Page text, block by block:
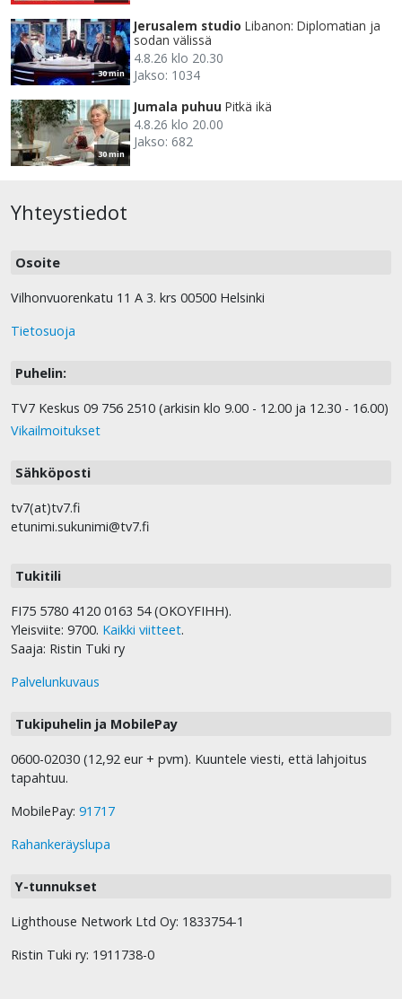
30 min
Jerusalem studio Libanon: Diplomatian ja
sodan välissä
4.8.26 klo 20.30
Jakso: 1034
30 min
Jumala puhuu Pitkä ikä
4.8.26 klo 20.00
Jakso: 682
Yhteystiedot
Osoite
Vilhonvuorenkatu 11 A 3. krs 00500 Helsinki
Tietosuoja
Puhelin:
TV7 Keskus 09 756 2510 (arkisin klo 9.00 - 12.00 ja 12.30 - 16.00)
Vikailmoitukset
Sähköposti
tv7(at)tv7.fi
etunimi.sukunimi@tv7.fi
Tukitili
FI75 5780 4120 0163 54 (OKOYFIHH).
Yleisviite: 9700. Kaikki viitteet.
Saaja: Ristin Tuki ry
Palvelunkuvaus
Tukipuhelin ja MobilePay
0600-02030 (12,92 eur + pvm). Kuuntele viesti, että lahjoitus
tapahtuu.
MobilePay: 91717
Rahankeräyslupa
Y-tunnukset
Lighthouse Network Ltd Oy: 1833754-1
Ristin Tuki ry: 1911738-0